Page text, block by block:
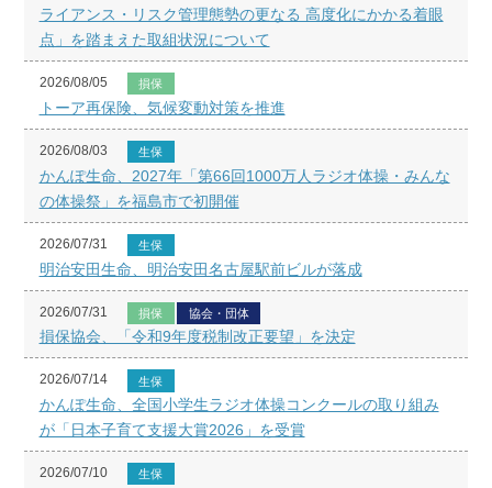
ライアンス・リスク管理態勢の更なる 高度化にかかる着眼
点」を踏まえた取組状況について
2026/08/05 損保
トーア再保険、気候変動対策を推進
2026/08/03 生保
かんぽ生命、2027年「第66回1000万人ラジオ体操・みんな
の体操祭」を福島市で初開催
2026/07/31 生保
明治安田生命、明治安田名古屋駅前ビルが落成
2026/07/31 損保 協会・団体
損保協会、「令和9年度税制改正要望」を決定
2026/07/14 生保
かんぽ生命、全国小学生ラジオ体操コンクールの取り組み
が「日本子育て支援大賞2026」を受賞
2026/07/10 生保